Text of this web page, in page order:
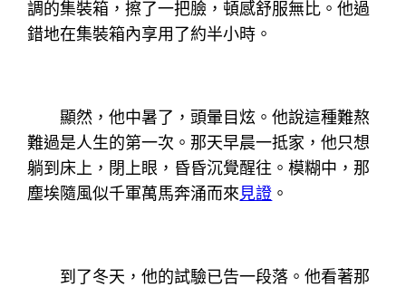
調的集裝箱，擦了一把臉，頓感舒服無比。他過
錯地在集裝箱內享用了約半小時。
顯然，他中暑了，頭暈目炫。他說這種難熬
難過是人生的第一次。那天早晨一抵家，他只想
躺到床上，閉上眼，昏昏沉覺醒往。模糊中，那
塵埃隨風似千軍萬馬奔涌而來見證 。
到了冬天，他的試驗已告一段落。他看著那